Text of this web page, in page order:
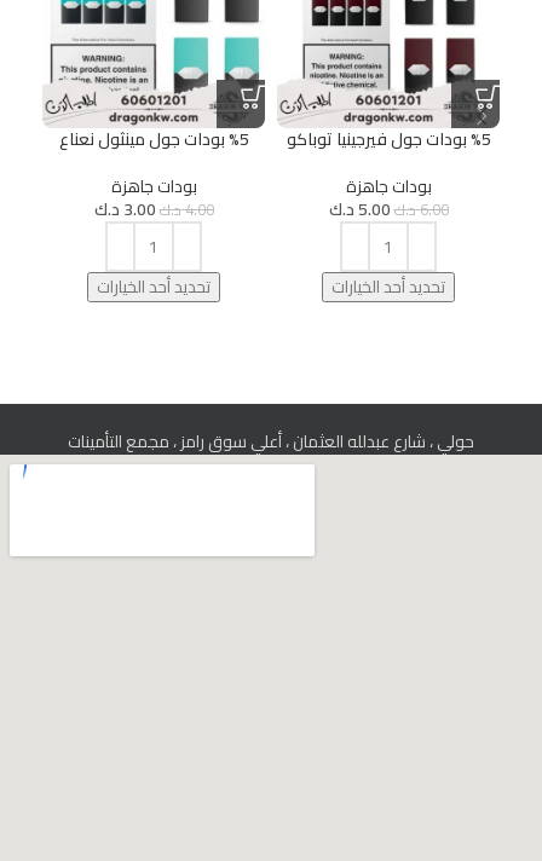
%5 بودات جول فيرجينيا توباكو
بودات جاهزة
6.00د.ك5.00د.ك
تحديد أحد الخيارات
%5 بودات جول مينثول نعناع
بودات جاهزة
4.00د.ك3.00د.ك
تحديد أحد الخيارات
حولي ، شارع عبدلله العثمان ، أعلي سوق رامز ، مجمع التأمينات